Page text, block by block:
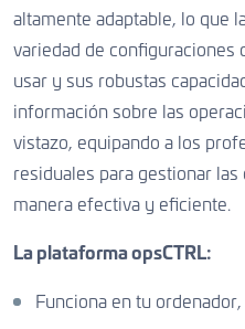
altamente adaptable, lo que
variedad de configuraciones
usar y sus robustas
información sobre las
vistazo, equipando a los
residuales para gestionar
manera efectiva y eficiente.
La plataforma opsCTRL:
Funciona en tu